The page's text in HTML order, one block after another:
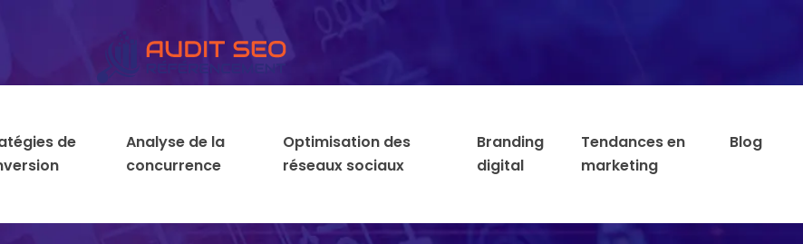
de
Analyse de la
concurrence
Optimisation des
réseaux sociaux
Branding
digital
Tendances en
marketing
Blog